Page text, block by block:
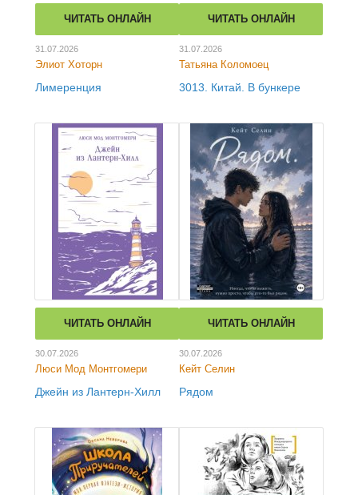
ЧИТАТЬ ОНЛАЙН
31.07.2026
Элиот Хоторн
Лимеренция
ЧИТАТЬ ОНЛАЙН
31.07.2026
Татьяна Коломоец
3013. Китай. В бункере
ЧИТАТЬ ОНЛАЙН
30.07.2026
Люси Мод Монтгомери
Джейн из Лантерн-Хилл
ЧИТАТЬ ОНЛАЙН
30.07.2026
Кейт Селин
Рядом